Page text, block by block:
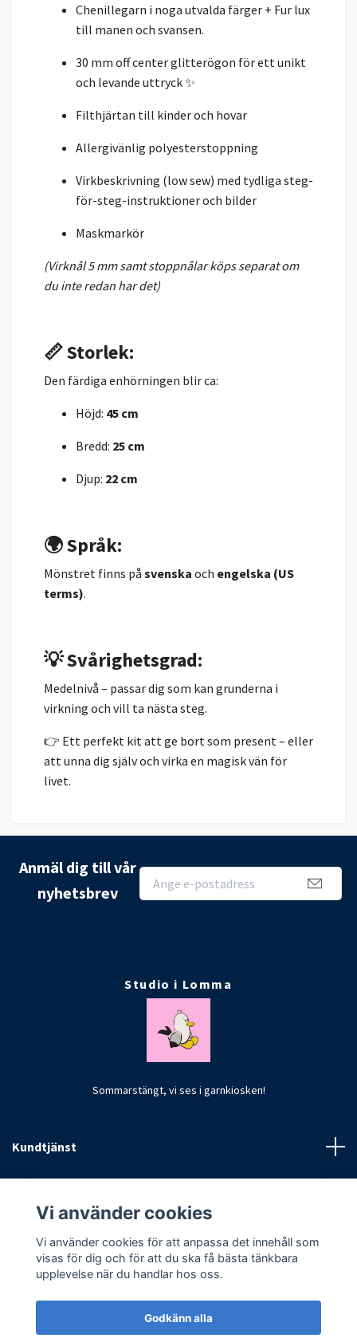
Chenillegarn i noga utvalda färger + Fur lux
till manen och svansen.
30 mm off center glitterögon för ett unikt
och levande uttryck ✨
Filthjärtan till kinder och hovar
Allergivänlig polyesterstoppning
Virkbeskrivning (low sew) med tydliga steg-
för-steg-instruktioner och bilder
Maskmarkör
(Virknål 5 mm samt stoppnålar köps separat om
du inte redan har det)
📏 Storlek:
Den färdiga enhörningen blir ca:
Höjd: 45 cm
Bredd: 25 cm
Djup: 22 cm
🌍 Språk:
Mönstret finns på svenska och engelska (US
terms).
💡 Svårighetsgrad:
Medelnivå – passar dig som kan grunderna i
virkning och vill ta nästa steg.
👉 Ett perfekt kit att ge bort som present – eller
att unna dig själv och virka en magisk vän för
livet.
Anmäl dig till vår
nyhetsbrev
Studio i Lomma
Sommarstängt, vi ses i garnkiosken!
Kundtjänst
Vi använder cookies
Vi använder cookies för att anpassa det innehåll som
visas för dig och för att du ska få bästa tänkbara
upplevelse när du handlar hos oss.
Godkänn alla